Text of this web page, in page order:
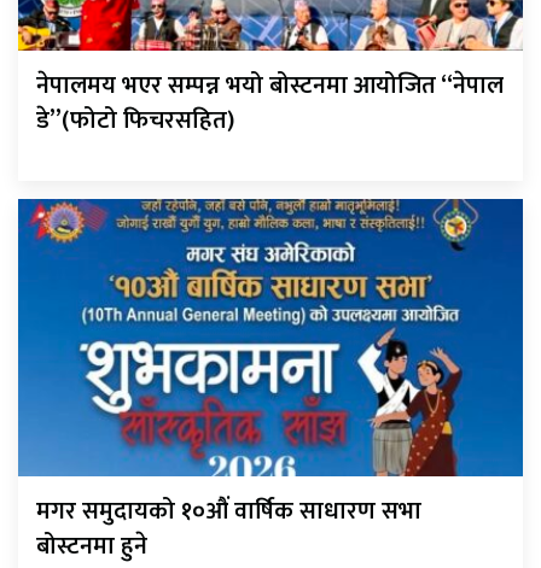
नेपालमय भएर सम्पन्न भयो बोस्टनमा आयोजित “नेपाल
डे”(फोटो फिचरसहित)
मगर समुदायको १०औं वार्षिक साधारण सभा
बोस्टनमा हुने